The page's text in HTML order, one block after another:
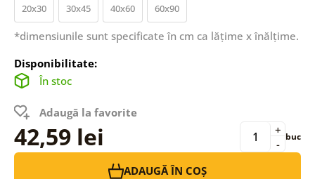
20x30 30x45 40x60 60x90
*dimensiunile sunt specificate în cm ca lățime x înălțime.
Disponibilitate:
În stoc
Adaugă la favorite
42,59 lei -
+ buc
ADAUGĂ ÎN COȘ